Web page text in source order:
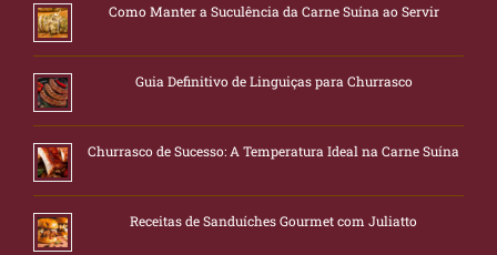
Como Manter a Suculência da Carne Suína ao Servir
Guia Definitivo de Linguiças para Churrasco
Churrasco de Sucesso: A Temperatura Ideal na Carne Suína
Receitas de Sanduíches Gourmet com Juliatto